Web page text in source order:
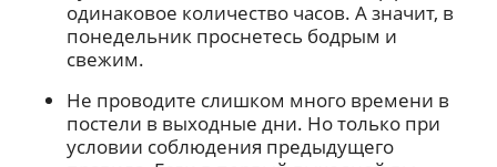
одинаковое количество часов. А значит, в
понедельник проснетесь бодрым и
свежим.
Не проводите слишком много времени в
постели в выходные дни. Но только при
условии соблюдения предыдущего